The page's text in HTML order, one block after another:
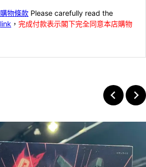
購物條款 Please carefully read the
link ， 完成付款表示閣下完全同意本店購物